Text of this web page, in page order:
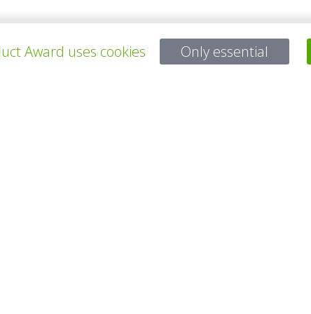
ALLE PROJEKTE
Award uses cookies Only essential